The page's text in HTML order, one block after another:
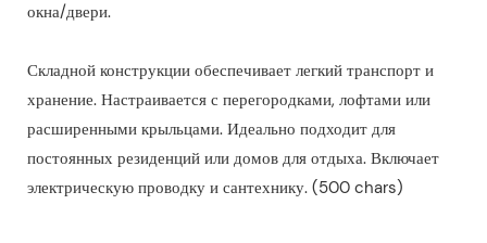
окна/двери.
Складной конструкции обеспечивает легкий транспорт и
хранение. Настраивается с перегородками, лофтами или
расширенными крыльцами. Идеально подходит для
постоянных резиденций или домов для отдыха. Включает
электрическую проводку и сантехнику. (500 chars)